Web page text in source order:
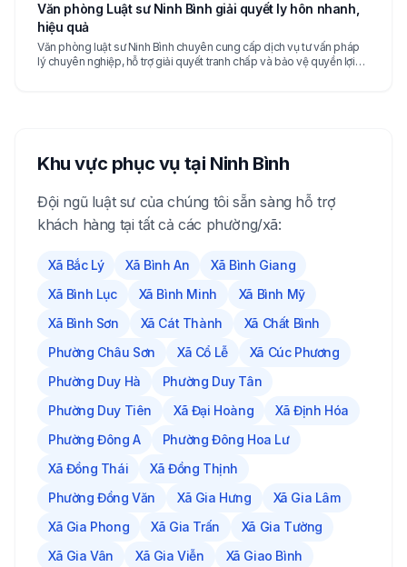
Văn phòng Luật sư Ninh Bình giải quyết ly hôn nhanh,
hiệu quả
Văn phòng luật sư Ninh Bình chuyên cung cấp dịch vụ tư vấn pháp
lý chuyên nghiệp, hỗ trợ giải quyết tranh chấp và bảo vệ quyền lợi
Khu vực phục vụ tại Ninh Bình
Đội ngũ luật sư của chúng tôi sẵn sàng hỗ trợ
khách hàng tại tất cả các phường/xã:
Xã Bắc Lý Xã Bình An
Xã Bình Giang
Xã Bình Lục
Xã Bình Minh
Xã Bình Mỹ
Xã Bình Sơn
Xã Cát Thành
Xã Chất Bình
Phường Châu Sơn
Xã Cổ Lễ
Xã Cúc Phương
Phường Duy Hà
Phường Duy Tân
Phường Duy Tiên
Xã Đại Hoàng
Xã Định Hóa
Phường Đông A
Phường Đông Hoa Lư
Xã Đồng Thái
Xã Đồng Thịnh
Phường Đồng Văn
Xã Gia Hưng
Xã Gia Lâm
Xã Gia Phong
Xã Gia Trấn
Xã Gia Tường
Xã Gia Vân
Xã Gia Viễn
Xã Giao Bình